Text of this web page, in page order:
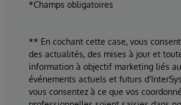
*Champs obligatoires
** En cochant cette case, vous
des actualités, des mises à jour et
information à objectif marketing liés
événements actuels et futurs
vous consentez à ce que vos